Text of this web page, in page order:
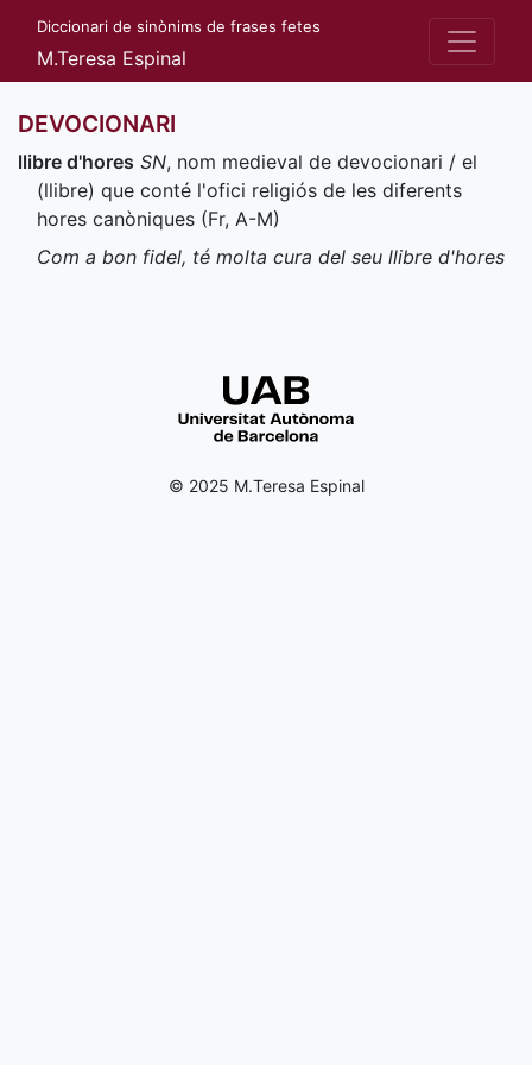
Diccionari de sinònims de frases fetes
M.Teresa Espinal
DEVOCIONARI
llibre d'hores SN, nom medieval de devocionari / el
(llibre) que conté l'ofici religiós de les diferents
hores canòniques (Fr, A-M)
Com a bon fidel, té molta cura del seu llibre d'hores
© 2025 M.Teresa Espinal